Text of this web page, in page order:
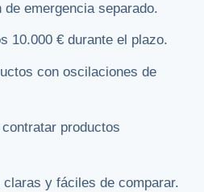
emergencia separado.
10.000 € durante el plazo.
con oscilaciones de
productos
claras y fáciles de comparar.